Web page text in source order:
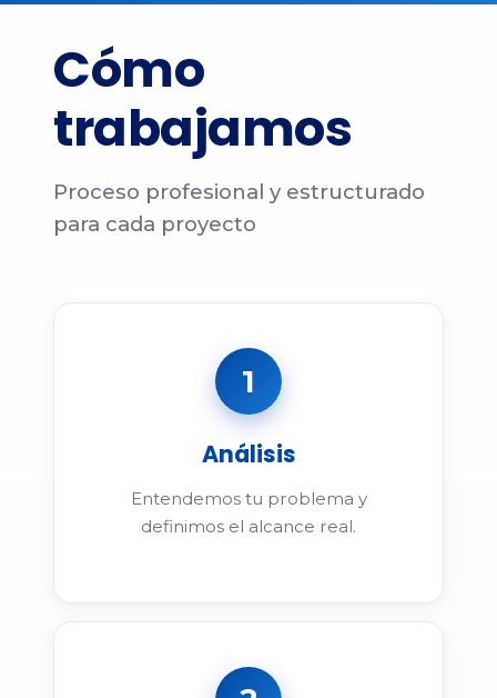
Cómo
trabajamos
Proceso profesional y estructurado
para cada proyecto
1
Análisis
Entendemos tu problema y
definimos el alcance real.